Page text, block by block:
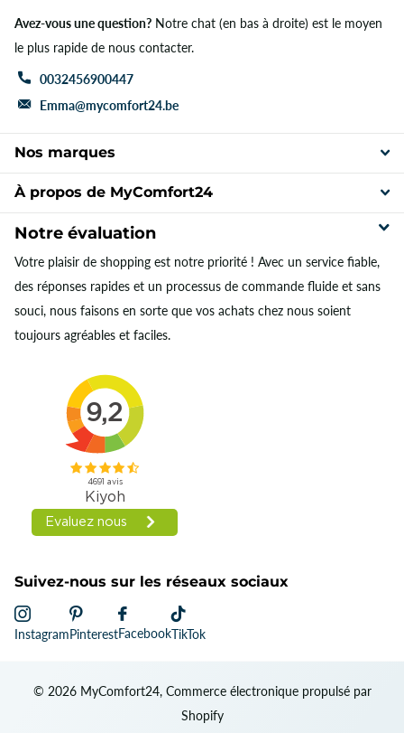
Avez-vous une question? Notre chat (en bas à droite) est le moyen
le plus rapide de nous contacter.
0032456900447
Emma@mycomfort24.be
Nos marques
À propos de MyComfort24
Notre évaluation
Votre plaisir de shopping est notre priorité ! Avec un service fiable,
des réponses rapides et un processus de commande fluide et sans
souci, nous faisons en sorte que vos achats chez nous soient
toujours agréables et faciles.
Suivez-nous sur les réseaux sociaux
InstagramPinterestFacebookTikTok
© 2026MyComfort24, Commerce électronique propulsé par
Shopify